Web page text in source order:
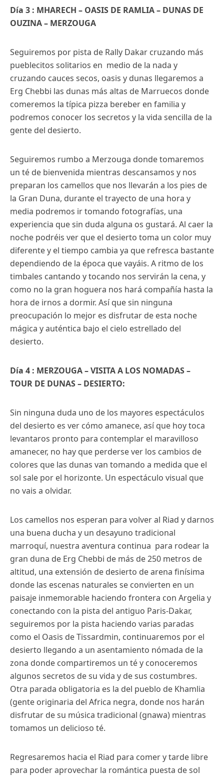
Día 3 : MHARECH – OASIS DE RAMLIA – DUNAS DE
OUZINA – MERZOUGA
Seguiremos por pista de Rally Dakar cruzando más
pueblecitos solitarios en medio de la nada y
cruzando cauces secos, oasis y dunas llegaremos a
Erg Chebbi las dunas más altas de Marruecos donde
comeremos la típica pizza bereber en familia y
podremos conocer los secretos y la vida sencilla de la
gente del desierto.
Seguiremos rumbo a Merzouga donde tomaremos
un té de bienvenida mientras descansamos y nos
preparan los camellos que nos llevarán a los pies de
la Gran Duna, durante el trayecto de una hora y
media podremos ir tomando fotografías, una
experiencia que sin duda alguna os gustará. Al caer la
noche podréis ver que el desierto toma un color muy
diferente y el tiempo cambia ya que refresca bastante
dependiendo de la época que vayáis. A ritmo de los
timbales cantando y tocando nos servirán la cena, y
como no la gran hoguera nos hará compañía hasta la
hora de irnos a dormir. Así que sin ninguna
preocupación lo mejor es disfrutar de esta noche
mágica y auténtica bajo el cielo estrellado del
desierto.
Día 4 : MERZOUGA – VISITA A LOS NOMADAS –
TOUR DE DUNAS – DESIERTO:
Sin ninguna duda uno de los mayores espectáculos
del desierto es ver cómo amanece, así que hoy toca
levantaros pronto para contemplar el maravilloso
amanecer, no hay que perderse ver los cambios de
colores que las dunas van tomando a medida que el
sol sale por el horizonte. Un espectáculo visual que
no vais a olvidar.
Los camellos nos esperan para volver al Riad y darnos
una buena ducha y un desayuno tradicional
marroquí, nuestra aventura continua para rodear la
gran duna de Erg Chebbi de más de 250 metros de
altitud, una extensión de desierto de arena finísima
donde las escenas naturales se convierten en un
paisaje inmemorable haciendo frontera con Argelia y
conectando con la pista del antiguo Paris-Dakar,
seguiremos por la pista haciendo varias paradas
como el Oasis de Tissardmin, continuaremos por el
desierto llegando a un asentamiento nómada de la
zona donde compartiremos un té y conoceremos
algunos secretos de su vida y de sus costumbres.
Otra parada obligatoria es la del pueblo de Khamlia
(gente originaria del Africa negra, donde nos harán
disfrutar de su música tradicional (gnawa) mientras
tomamos un delicioso té.
Regresaremos hacia el Riad para comer y tarde libre
para poder aprovechar la romántica puesta de sol